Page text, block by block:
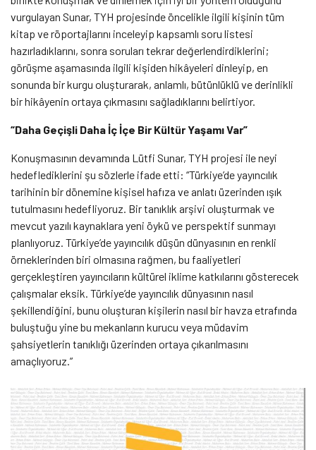
vurgulayan Sunar, TYH projesinde öncelikle ilgili kişinin tüm
kitap ve röportajlarını inceleyip kapsamlı soru listesi
hazırladıklarını, sonra soruları tekrar değerlendirdiklerini;
görüşme aşamasında ilgili kişiden hikâyeleri dinleyip, en
sonunda bir kurgu oluşturarak, anlamlı, bütünlüklü ve derinlikli
bir hikâyenin ortaya çıkmasını sağladıklarını belirtiyor.
“Daha Geçişli Daha İç İçe Bir Kültür Yaşamı Var”
Konuşmasının devamında Lütfi Sunar, TYH projesi ile neyi
hedeflediklerini şu sözlerle ifade etti: “Türkiye’de yayıncılık
tarihinin bir dönemine kişisel hafıza ve anlatı üzerinden ışık
tutulmasını hedefliyoruz. Bir tanıklık arşivi oluşturmak ve
mevcut yazılı kaynaklara yeni öykü ve perspektif sunmayı
planlıyoruz. Türkiye’de yayıncılık düşün dünyasının en renkli
örneklerinden biri olmasına rağmen, bu faaliyetleri
gerçekleştiren yayıncıların kültürel iklime katkılarını gösterecek
çalışmalar eksik. Türkiye’de yayıncılık dünyasının nasıl
şekillendiğini, bunu oluşturan kişilerin nasıl bir havza etrafında
buluştuğu yine bu mekanların kurucu veya müdavim
şahsiyetlerin tanıklığı üzerinden ortaya çıkarılmasını
amaçlıyoruz.”